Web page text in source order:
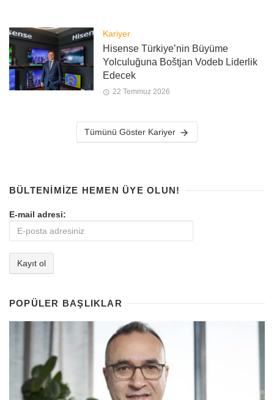
Kariyer
Hisense Türkiye’nin Büyüme
Yolculuğuna Boštjan Vodeb Liderlik
Edecek
22 Temmuz 2026
Tümünü Göster Kariyer
BÜLTENIMIZE HEMEN ÜYE OLUN!
E-mail adresi:
POPÜLER BAŞLIKLAR